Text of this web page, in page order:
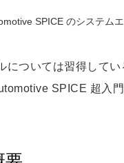
SPICE のシステム
ついては習得して
SPICE 超入